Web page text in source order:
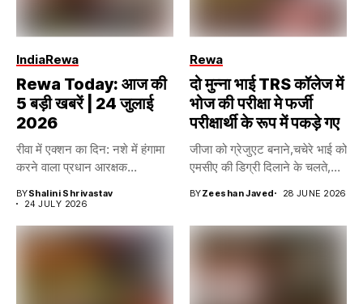
IndiaRewa
Rewa Today: आज की
5 बड़ी खबरें | 24 जुलाई
2026
रीवा में एक्शन का दिन: नशे में हंगामा
करने वाला प्रधान आरक्षक...
BYShalini Shrivastav
24 JULY 2026
Rewa
दो मुन्ना भाई TRS कॉलेज में
भोज की परीक्षा मे फर्जी
परीक्षार्थी के रूप में पकड़े गए
जीजा को ग्रेजुएट बनाने,चचेरे भाई को
एमसीए की डिग्री दिलाने के चलते,...
BYZeeshan Javed 28 JUNE 2026